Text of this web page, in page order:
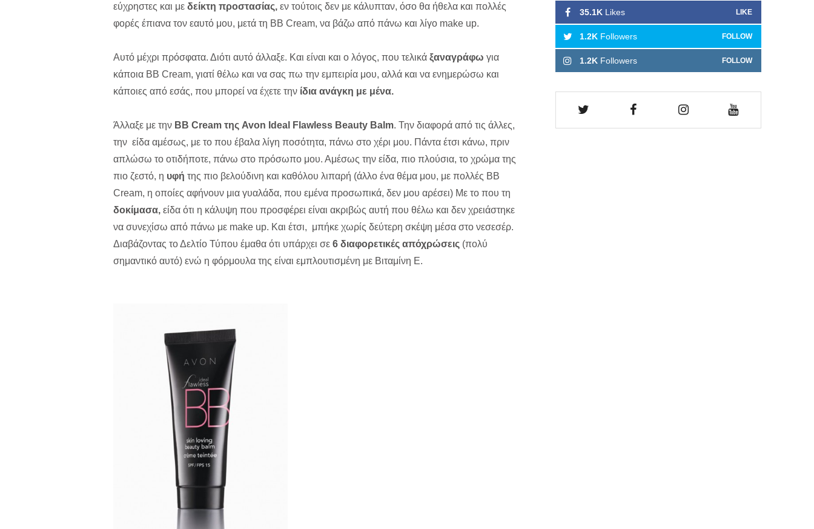
εύχρηστες και με δείκτη προστασίας, εν τούτοις δεν με κάλυπταν, όσο θα ήθελα και πολλές
φορές έπιανα τον εαυτό μου, μετά τη BB Cream, να βάζω από πάνω και λίγο make up.
Αυτό μέχρι πρόσφατα. Διότι αυτό άλλαξε. Και είναι και ο λόγος, που τελικά ξαναγράφω για
κάποια BB Cream, γιατί θέλω και να σας πω την εμπειρία μου, αλλά και να ενημερώσω και
κάποιες από εσάς, που μπορεί να έχετε την ίδια ανάγκη με μένα.
Άλλαξε με την BB Cream της Avon Ideal Flawless Beauty Balm. Την διαφορά από τις άλλες,
την είδα αμέσως, με το που έβαλα λίγη ποσότητα, πάνω στο χέρι μου. Πάντα έτσι κάνω, πριν
απλώσω το οτιδήποτε, πάνω στο πρόσωπο μου. Αμέσως την είδα, πιο πλούσια, το χρώμα της
πιο ζεστό, η υφή της πιο βελούδινη και καθόλου λιπαρή (άλλo ένα θέμα μου, με πολλές BB
Cream, η οποίες αφήνουν μια γυαλάδα, που εμένα προσωπικά, δεν μου αρέσει) Με το που τη
δοκίμασα, είδα ότι η κάλυψη που προσφέρει είναι ακριβώς αυτή που θέλω και δεν χρειάστηκε
να συνεχίσω από πάνω με make up. Και έτσι, μπήκε χωρίς δεύτερη σκέψη μέσα στο νεσεσέρ.
Διαβάζοντας το Δελτίο Τύπου έμαθα ότι υπάρχει σε 6 διαφορετικές απόχρώσεις (πολύ
σημαντικό αυτό) ενώ η φόρμουλα της είναι εμπλουτισμένη με Βιταμίνη Ε.
35.1K Likes LIKE
1.2K Followers FOLLOW
1.2K Followers FOLLOW